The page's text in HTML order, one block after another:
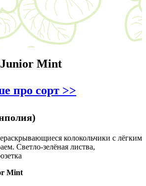
Mint
про сорт >>
колокольчики с лёгким
Светло-зелёная листва,
Mint